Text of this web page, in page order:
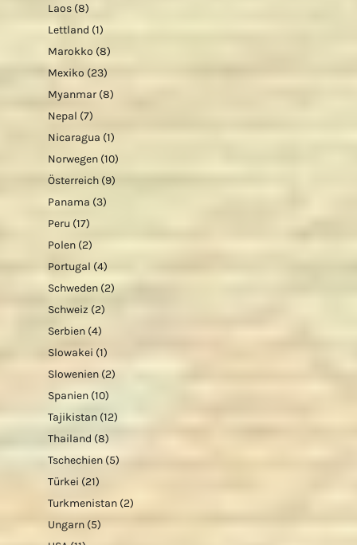
Laos (8)
Lettland (1)
Marokko (8)
Mexiko (23)
Myanmar (8)
Nepal (7)
Nicaragua (1)
Norwegen (10)
Österreich (9)
Panama (3)
Peru (17)
Polen (2)
Portugal (4)
Schweden (2)
Schweiz (2)
Serbien (4)
Slowakei (1)
Slowenien (2)
Spanien (10)
Tajikistan (12)
Thailand (8)
Tschechien (5)
Türkei (21)
Turkmenistan (2)
Ungarn (5)